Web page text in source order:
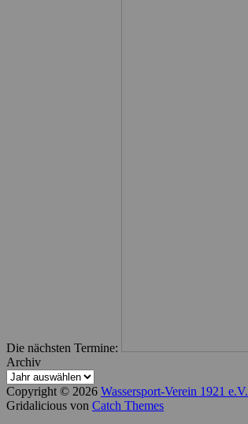
Die nächsten Termine:
Archiv
Copyright © 2026 Wassersport-Verein 1921 e.V.
Gridalicious von Catch Themes